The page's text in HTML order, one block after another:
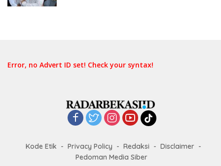
Error, no Advert ID set! Check your syntax!
Kode Etik Privacy Policy Redaksi
Disclaimer
Pedoman Media Siber